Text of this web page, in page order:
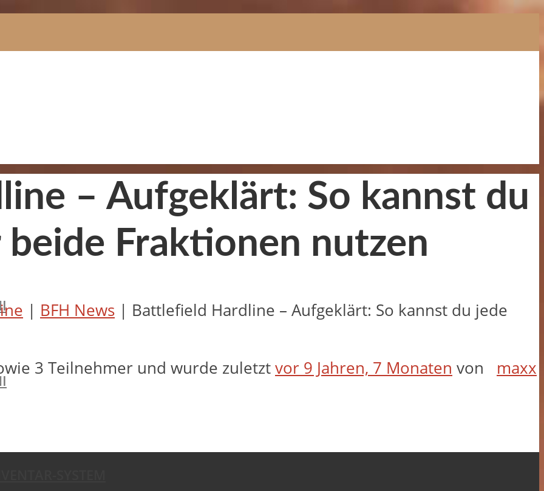
– Aufgeklärt: So kannst du
Fraktionen nutzen
| BFH News | Battlefield Hardline – Aufgeklärt: So kannst du jede
3 Teilnehmer und wurde zuletzt vor 9 Jahren, 7 Monaten von
maxx